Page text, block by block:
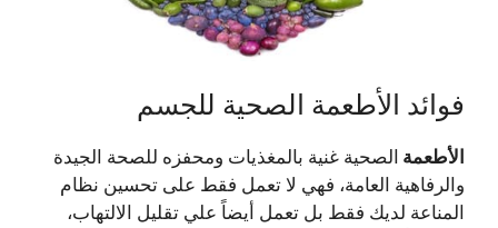
فوائد الأطعمة الصحية للجسم
الأطعمة الصحية غنية بالمغذيات ومحفزه للصحة الجيدة
والرفاهية العامة، فهي لا تعمل فقط على تحسين نظام
المناعة لديك فقط بل تعمل أيضاً علي تقليل الالتهاب،